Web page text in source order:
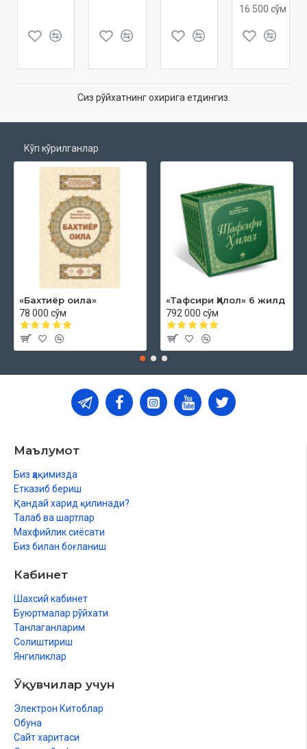
16 500 сўм
Сиз рўйхатнинг охирига етдингиз.
Кўп кўрилганлар
«Бахтиёр оила»
78 000 сўм
«Тафсири Ҳилол» 6 жилд
792 000 сўм
Маълумот
Биз ҳақимизда
Етказиб бериш
Қандай харид қилинади?
Талаб ва шартлар
Махфийлик сиёсати
Биз билан боғланиш
Кабинет
Шахсий кабинет
Буюртмалар рўйхати
Танлаганларим
Солиштириш
Янгиликлар
Ўқувчилар учун
Электрон Китоблар
Обуна
Сайт харитаси